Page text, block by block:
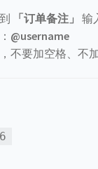
「订单备注」 输
@username
不要加空格、不